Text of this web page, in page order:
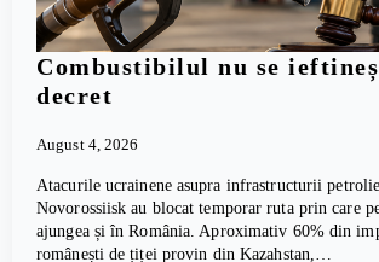
Combustibilul nu se
decret
August 4, 2026
Atacurile ucrainene asupra infrastructurii
Novorossiisk au blocat temporar ruta prin care
ajungea și în România. Aproximativ 60% din
românești de țiței provin din Kazahstan,…